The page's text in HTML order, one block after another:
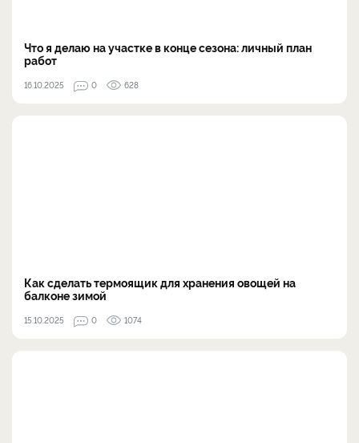
Что я делаю на участке в конце сезона: личный план
работ
16.10.2025 0 628
Как сделать термоящик для хранения овощей на
балконе зимой
15.10.2025 0 1074